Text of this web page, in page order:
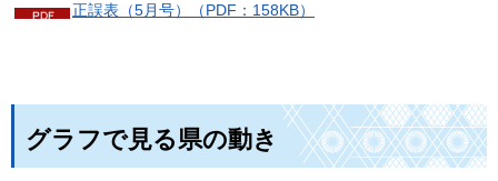
正誤表（5月号）（PDF：158KB）
グラフで見る県の動き